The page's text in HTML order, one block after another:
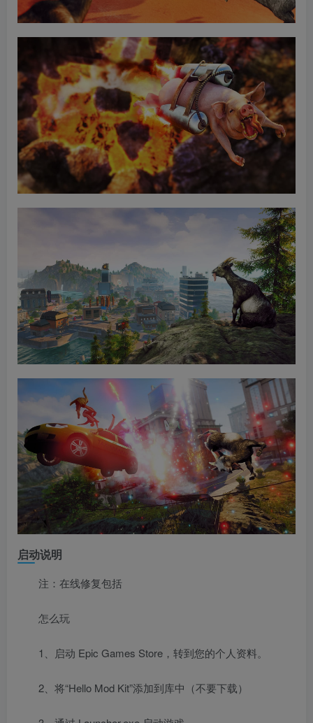
启动说明
注：在线修复包括
怎么玩
1、启动 Epic Games Store，转到您的个人资料。
2、将“Hello Mod Kit”添加到库中（不要下载）